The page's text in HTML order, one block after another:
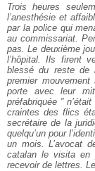
Trois heures
l’anesthésie et
par la police qui
au commissariat.
pas. Le deuxième
l’hôpital. Ils firent
blessé du reste de
premier
porte avec leur
préfabriquée ”
craintes des flics
secrétaire de la
quelqu’un pour
un mois. L’avocat
catalan le visita en
recevoir de lettres.